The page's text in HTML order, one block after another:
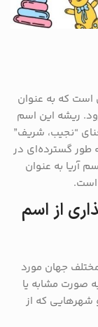
است که به عنوان
ریشه این اسم
“نجیب، شریف”
طور گسترده‌ای در
آریا به عنوان
است.
از اسم
جهان مورد
صورت مشابه یا
شهرهایی که از